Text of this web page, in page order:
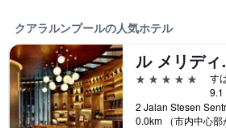
クアラルンプールの人気ホテル
ル メ
5つ星
す
9.1
0.0km （市内中心部